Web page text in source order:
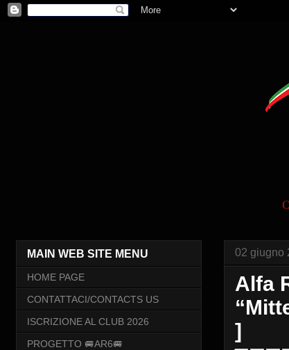
02 giugno
Alfa
]
MAIN WEB SITE MENU
HOME PAGE
CONTATTACI/CONTACTS US
ISCRIZIONE AL CLUB 2026
PROGETTO 🚐AR6🚐